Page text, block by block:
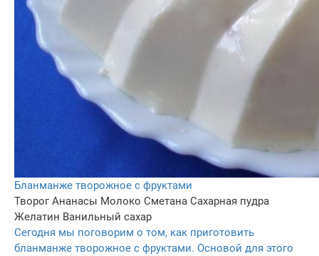
Бланманже творожное с фруктами
Творог Ананасы Молоко Сметана Сахарная пудра
Желатин Ванильный сахар
Сегодня мы поговорим о том, как приготовить
бланманже творожное с фруктами. Основой для этого